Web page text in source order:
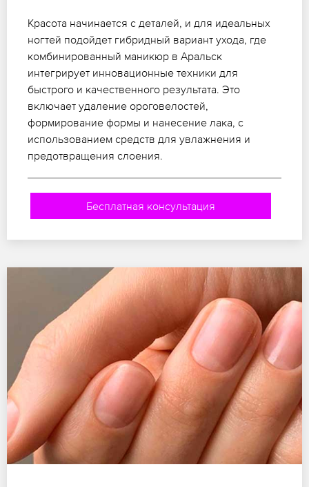
Красота начинается с деталей, и для идеальных
ногтей подойдет гибридный вариант ухода, где
комбинированный маникюр в Аральск
интегрирует инновационные техники для
быстрого и качественного результата. Это
включает удаление ороговелостей,
формирование формы и нанесение лака, с
использованием средств для увлажнения и
предотвращения слоения.
Бесплатная консультация